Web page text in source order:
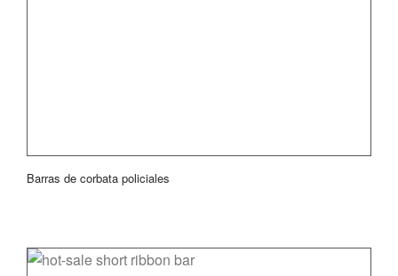
Barras de corbata policiales